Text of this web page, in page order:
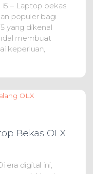
– Laptop bekas
populer bagi
yang dikenal
membuat
keperluan,
Bekas OLX
era digital ini,